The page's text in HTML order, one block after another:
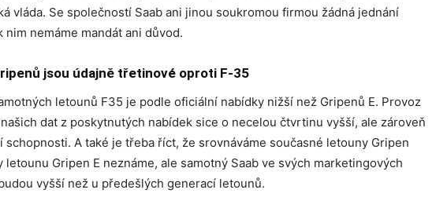
vláda. Se společností Saab ani jinou soukromou firmou žádná jednání
nemáme mandát ani důvod.
jsou údajně třetinové oproti F-35
letounů F35 je podle oficiální nabídky nižší než Gripenů E. Provoz
dat z poskytnutých nabídek sice o necelou čtvrtinu vyšší, ale zároveň
schopnosti. A také je třeba říct, že srovnáváme současné letouny Gripen
letounu Gripen E neznáme, ale samotný Saab ve svých marketingových
vyšší než u předešlých generací letounů.